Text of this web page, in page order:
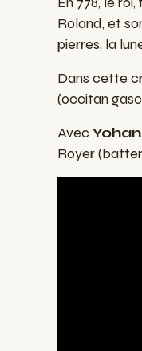
Roland, et
pierres, la
Dans cette
(occitan
Avec
Royer